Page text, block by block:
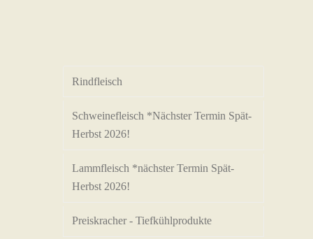
Rindfleisch
Schweinefleisch *Nächster Termin Spät-
Herbst 2026!
Lammfleisch *nächster Termin Spät-
Herbst 2026!
Preiskracher - Tiefkühlprodukte